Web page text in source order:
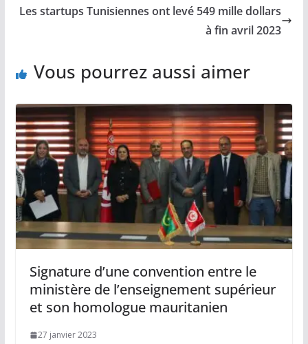
Les startups Tunisiennes ont levé 549 mille dollars
à fin avril 2023
Vous pourrez aussi aimer
Signature d’une convention entre le
ministère de l’enseignement supérieur
et son homologue mauritanien
27 janvier 2023